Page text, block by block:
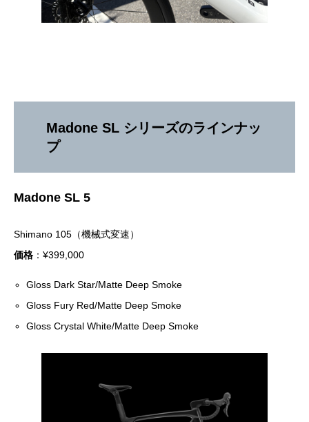
Madone SL シリーズのラインナッ
プ
Madone SL 5
Shimano 105（機械式変速）
価格 ：¥399,000
Gloss Dark Star/Matte Deep Smoke
Gloss Fury Red/Matte Deep Smoke
Gloss Crystal White/Matte Deep Smoke